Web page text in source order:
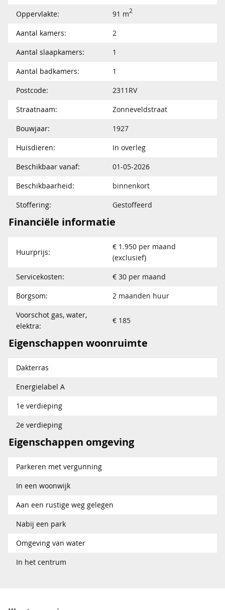
Oppervlakte:
91 m2
Aantal kamers:
2
Aantal slaapkamers:
1
Aantal badkamers:
1
Postcode:
2311RV
Straatnaam:
Zonneveldstraat
Bouwjaar:
1927
Huisdieren:
In overleg
Beschikbaar vanaf:
01-05-2026
Beschikbaarheid:
binnenkort
Stoffering:
Gestoffeerd
Financiële informatie
Huurprijs:
€ 1.950 per maand
(exclusief)
Servicekosten:
€ 30 per maand
Borgsom:
2 maanden huur
Voorschot gas, water,
elektra:
€ 185
Eigenschappen woonruimte
Dakterras
Energielabel A
1e verdieping
2e verdieping
Eigenschappen omgeving
Parkeren met vergunning
In een woonwijk
Aan een rustige weg gelegen
Nabij een park
Omgeving van water
In het centrum